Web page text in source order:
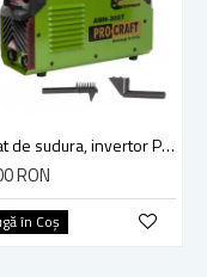
Aparat de sudura, invertor Procraft AWH 300 T , 300 Ah, accesorii incluse
RON
în Coş